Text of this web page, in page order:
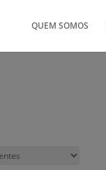
QUEM SOMOS